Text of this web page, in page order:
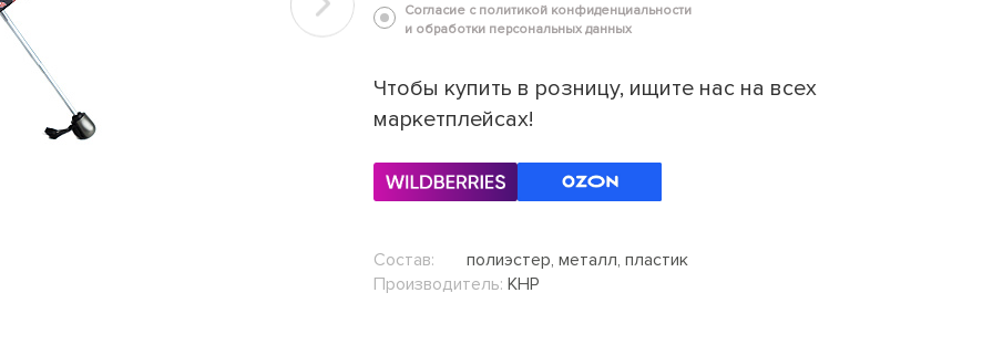
Согласие с политикой конфиденциальности
и обработки персональных данных
Чтобы купить в розницу, ищите нас на всех
маркетплейсах!
Состав:
полиэстер, металл, пластик
Производитель: КНР